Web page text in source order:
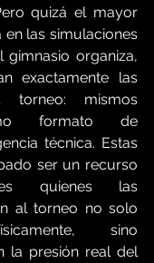
quizá el mayor
las simulaciones
gimnasio organiza,
exactamente las
torneo: mismos
formato de
técnica. Estas
ser un recurso
quienes las
al torneo no solo
sino
la presión real del